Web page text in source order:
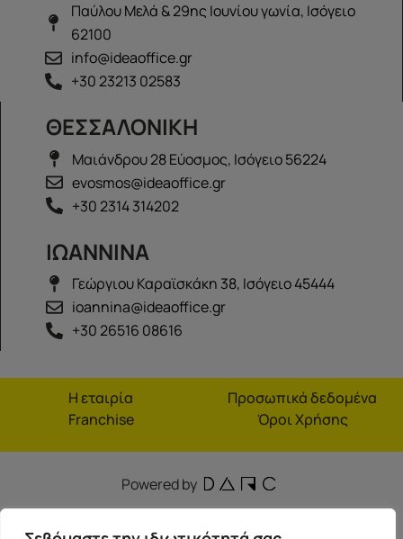
Παύλου Μελά & 29ης Ιουνίου γωνία, Ισόγειο
62100
info@ideaoffice.gr
+30 23213 02583
ΘΕΣΣΑΛΟΝΙΚΗ
Μαιάνδρου 28 Εύοσμος, Ισόγειο 56224
evosmos@ideaoffice.gr
+30 2314 314202
ΙΩΑΝΝΙΝΑ
Γεώργιου Καραϊσκάκη 38, Ισόγειο 45444
ioannina@ideaoffice.gr
+30 26516 08616
Η εταιρία
Franchise
Προσωπικά δεδομένα
Όροι Χρήσης
Powered by